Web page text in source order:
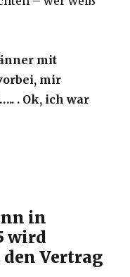
mit
mir
. Ok, ich war
in
wird
Vertrag